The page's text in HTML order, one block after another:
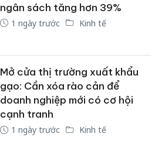
ngân sách tăng hơn 39%
1 ngày trước Kinh tế
Mở cửa thị trường xuất khẩu
gạo: Cần xóa rào cản để
doanh nghiệp mới có cơ hội
cạnh tranh
1 ngày trước Kinh tế